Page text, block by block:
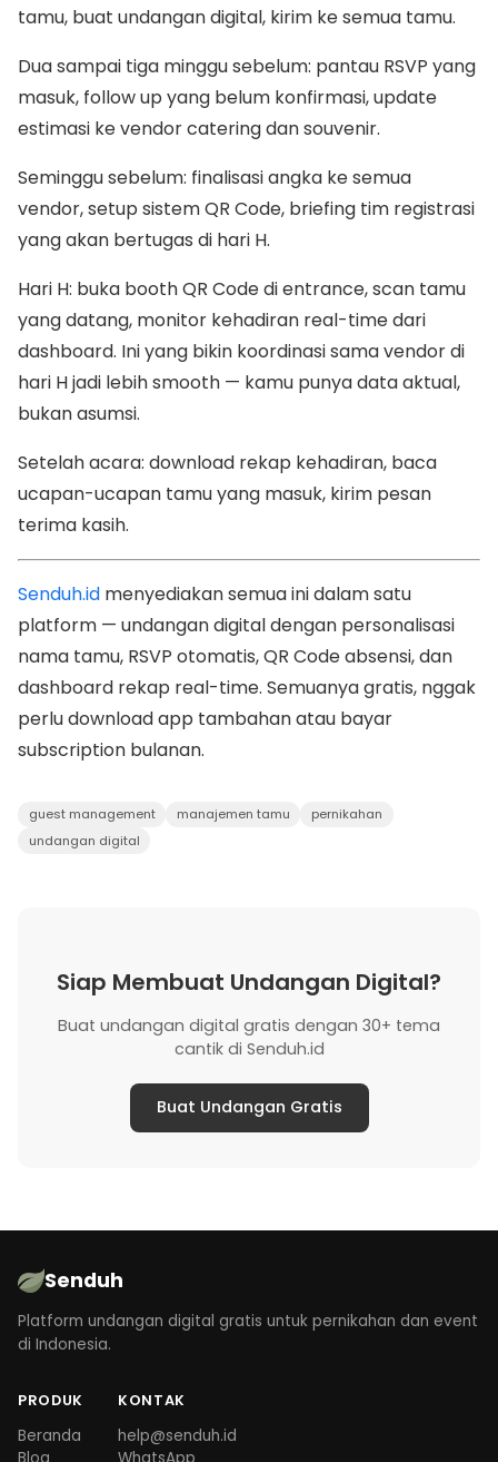
tamu, buat undangan digital, kirim ke semua tamu.
Dua sampai tiga minggu sebelum: pantau RSVP yang
masuk, follow up yang belum konfirmasi, update
estimasi ke vendor catering dan souvenir.
Seminggu sebelum: finalisasi angka ke semua
vendor, setup sistem QR Code, briefing tim registrasi
yang akan bertugas di hari H.
Hari H: buka booth QR Code di entrance, scan tamu
yang datang, monitor kehadiran real-time dari
dashboard. Ini yang bikin koordinasi sama vendor di
hari H jadi lebih smooth — kamu punya data aktual,
bukan asumsi.
Setelah acara: download rekap kehadiran, baca
ucapan-ucapan tamu yang masuk, kirim pesan
terima kasih.
Senduh.id menyediakan semua ini dalam satu
platform — undangan digital dengan personalisasi
nama tamu, RSVP otomatis, QR Code absensi, dan
dashboard rekap real-time. Semuanya gratis, nggak
perlu download app tambahan atau bayar
subscription bulanan.
guest management manajemen tamu
pernikahan
undangan digital
Siap Membuat Undangan Digital?
Buat undangan digital gratis dengan 30+ tema
cantik di Senduh.id
Buat Undangan Gratis
Senduh
Platform undangan digital gratis untuk pernikahan dan event
di Indonesia.
PRODUK
Beranda
KONTAK
help@senduh.id